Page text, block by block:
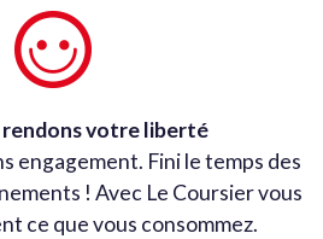
rendons votre liberté
engagement. Fini le temps des
! Avec Le Coursier vous
ce que vous consommez.